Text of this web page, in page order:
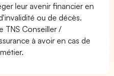
leur avenir financier en
ou de décès.
TNS Conseiller /
à avoir en cas de